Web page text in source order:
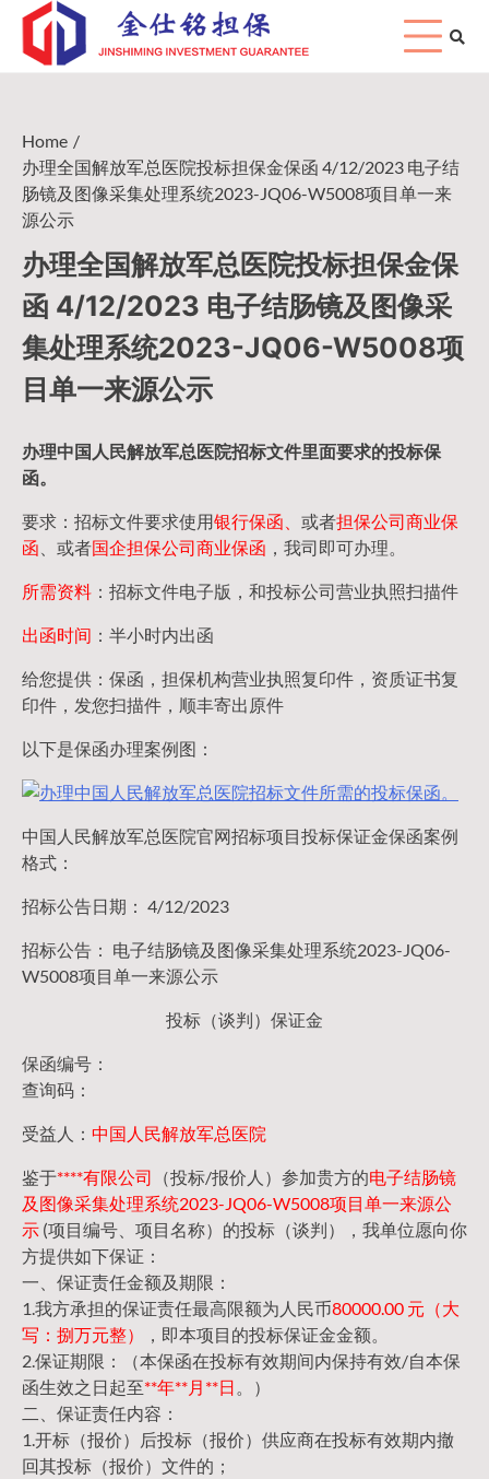
Skip
content
Home
办理全国解放军总医院投标担保金保函 4/12/2023 电子结
肠镜及图像采集处理系统2023-JQ06-W5008项目单一来
源公示
办理全国解放军总医院投标担保金保
函 4/12/2023 电子结肠镜及图像采
集处理系统2023-JQ06-W5008项
目单一来源公示
办理中国人民解放军总医院招标文件里面要求的投标保
函。
要求：招标文件要求使用银行保函、 或者担保公司商业保
函 、或者国企担保公司商业保函 ，我司即可办理。
所需资料 ：招标文件电子版，和投标公司营业执照扫描件
出函时间 ：半小时内出函
给您提供：保函，担保机构营业执照复印件，资质证书复
印件，发您扫描件，顺丰寄出原件
以下是保函办理案例图：
中国人民解放军总医院官网招标项目投标保证金保函案例
格式：
招标公告日期： 4/12/2023
招标公告： 电子结肠镜及图像采集处理系统2023-JQ06-
W5008项目单一来源公示
投标（谈判）保证金
保函编号：
查询码：
受益人： 中国人民解放军总医院
鉴于****有限公司 （投标/报价人）参加贵方的电子结肠镜
及图像采集处理系统2023-JQ06-W5008项目单一来源公
示 (项目编号、项目名称）的投标（谈判），我单位愿向你
方提供如下保证：
一、保证责任金额及期限：
1.我方承担的保证责任最高限额为人民币80000.00 元（大
写：捌万元整）
，即本项目的投标保证金金额。
2.保证期限：（本保函在投标有效期间内保持有效/自本保
函生效之日起至**年**月**日 。）
二、保证责任内容：
1.开标（报价）后投标（报价）供应商在投标有效期内撤
回其投标（报价）文件的；